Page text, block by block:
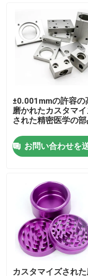
プロダクト
VRショー
工場旅行
品質管理
ニュース
場合
精密CNCは部品を
±0.001mmの許容の
磨かれたカスタマ
された精密医学の
お問い合わせを
カスタマイズされ